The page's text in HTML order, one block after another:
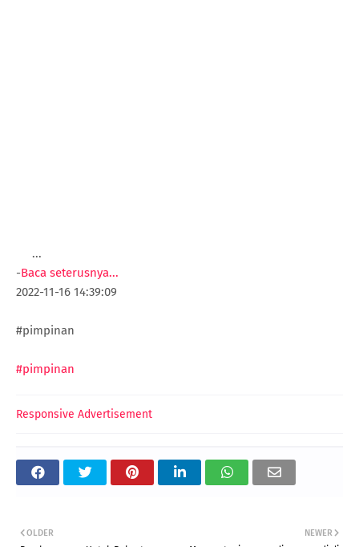
...
-Baca seterusnya...
2022-11-16 14:39:09
#pimpinan
#pimpinan
Responsive Advertisement
NEWER
OLDER